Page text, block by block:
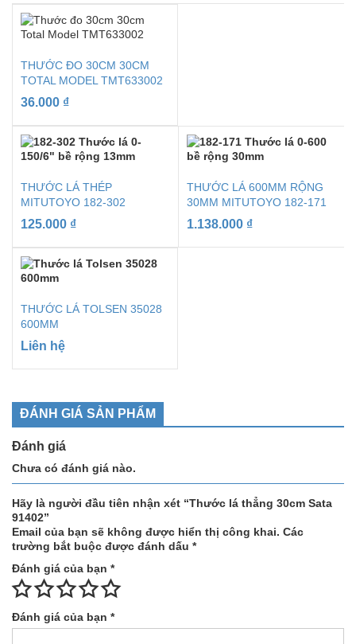
THƯỚC ĐO 30CM 30CM
TOTAL MODEL TMT633002
36.000 ₫
THƯỚC LÁ THÉP
MITUTOYO 182-302
125.000 ₫
THƯỚC LÁ 600MM RỘNG
30MM MITUTOYO 182-171
1.138.000 ₫
THƯỚC LÁ TOLSEN 35028
600MM
Liên hệ
ĐÁNH GIÁ SẢN PHẨM
Đánh giá
Chưa có đánh giá nào.
Hãy là người đầu tiên nhận xét “Thước lá thẳng 30cm Sata
91402”
Email của bạn sẽ không được hiển thị công khai. Các
trường bắt buộc được đánh dấu *
Đánh giá của bạn *
Đánh giá của bạn *